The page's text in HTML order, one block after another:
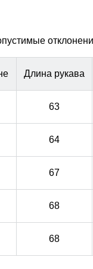
Ski-Pass(
применяемая
может служить
Длина рукава
63
64
67
68
68